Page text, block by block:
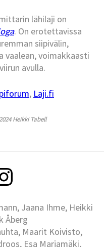
lähilaji on
. On erotettavissa
siipivälin,
vaalean, voimakkaasti
avulla.
, Laji.fi
Heikki Tabell
Jaana Ihme, Heikki
Åberg
Maarit Koivisto,
Esa Marjamäki,